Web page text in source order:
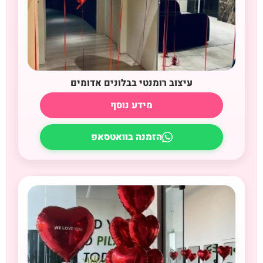
עיצוב רומנטי בבלונים אדומים
מידע נוסף
הזמנה בוואטסאפ